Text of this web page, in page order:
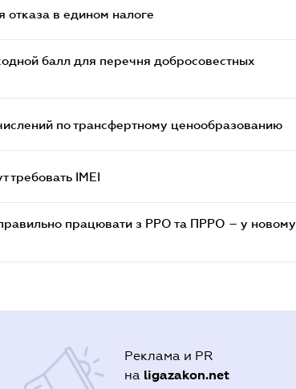
в едином налоге
балл для перечня добросовестных
по трансфертному ценообразованию
требовать IMEI
працювати з РРО та ПРРО – у новому
Реклама и PR
на ligazakon.net